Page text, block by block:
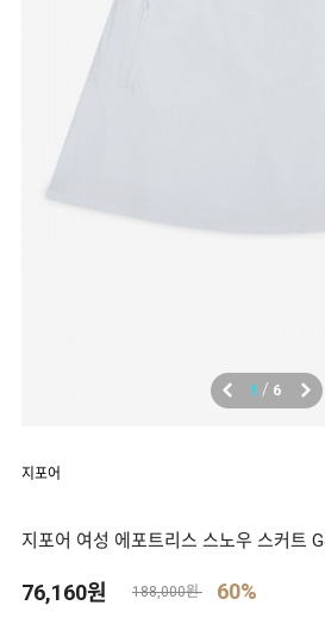
1 / 6
지포어
지포어 여성 에포트리스 스노우 스커트
76,160원 188,000원 60%